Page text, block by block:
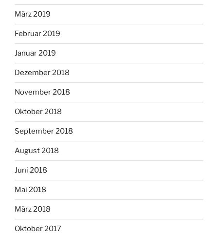
März 2019
Februar 2019
Januar 2019
Dezember 2018
November 2018
Oktober 2018
September 2018
August 2018
Juni 2018
Mai 2018
März 2018
Oktober 2017